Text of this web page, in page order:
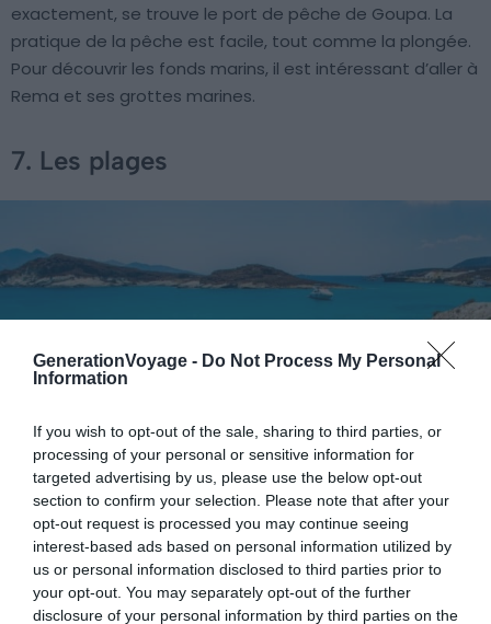
GenerationVoyage - Do Not Process My Personal
Information
If you wish to opt-out of the sale, sharing to third parties, or
processing of your personal or sensitive information for
targeted advertising by us, please use the below opt-out
section to confirm your selection. Please note that after your
opt-out request is processed you may continue seeing
interest-based ads based on personal information utilized by
us or personal information disclosed to third parties prior to
your opt-out. You may separately opt-out of the further
disclosure of your personal information by third parties on the
exactement, se trouve le port de pêche de Goupa. La
pratique de la pêche est facile, tout comme la plongée.
Pour découvrir les fonds marins, il est intéressant d’aller à
Rema et ses grottes marines.
7. Les plages
Crédit photo : Shutterstock / Andronos Haris
Vous vous demandez encore que faire à Kimolos ? Du